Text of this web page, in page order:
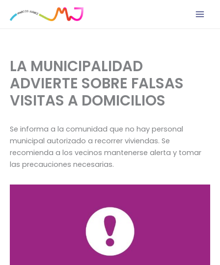
LA MUNICIPALIDAD
ADVIERTE SOBRE FALSAS
VISITAS A DOMICILIOS
Se informa a la comunidad que no hay personal
municipal autorizado a recorrer viviendas. Se
recomienda a los vecinos mantenerse alerta y tomar
las precauciones necesarias.